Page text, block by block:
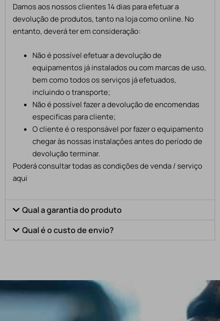
Damos aos nossos clientes 14 dias para efetuar a
devolução de produtos, tanto na loja como online. No
entanto, deverá ter em consideração:
Não é possível efetuar a devolução de
equipamentos já instalados ou com marcas de uso,
bem como todos os serviços já efetuados,
incluindo o transporte;
Não é possível fazer a devolução de encomendas
especificas para cliente;
O cliente é o responsável por fazer o equipamento
chegar às nossas instalações antes do período de
devolução terminar.
Poderá consultar todas as condições de venda / serviço
aqui
Qual a garantia do produto
Qual é o custo de envio?